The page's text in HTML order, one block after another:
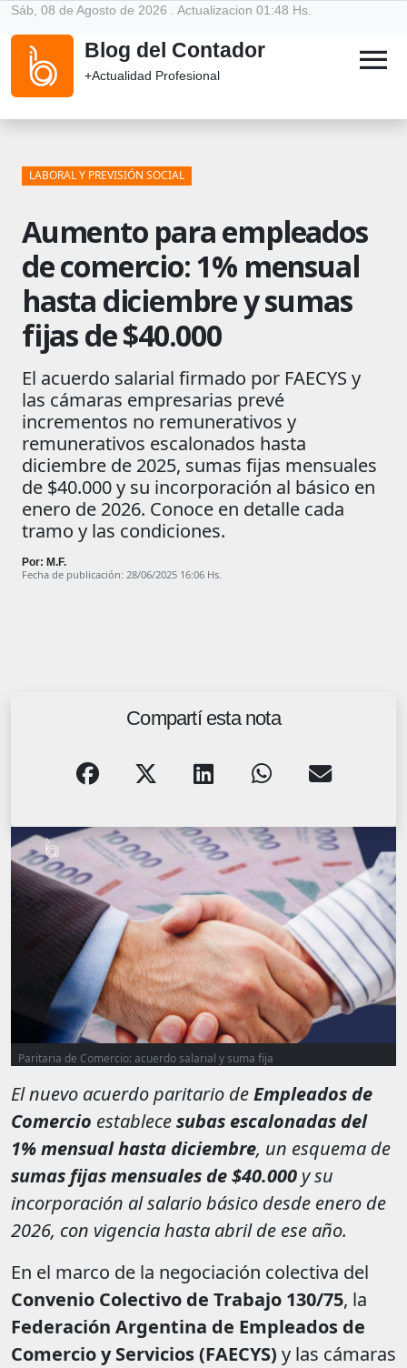
Sáb, 08 de Agosto de 2026 . Actualizacion 01:48 Hs.
Blog del Contador
+Actualidad Profesional menu
LABORAL Y PREVISIÓN SOCIAL
Aumento para empleados
de comercio: 1% mensual
hasta diciembre y sumas
fijas de $40.000
El acuerdo salarial firmado por FAECYS y
las cámaras empresarias prevé
incrementos no remunerativos y
remunerativos escalonados hasta
diciembre de 2025, sumas fijas mensuales
de $40.000 y su incorporación al básico en
enero de 2026. Conoce en detalle cada
tramo y las condiciones.
Por: M.F.
Fecha de publicación: 28/06/2025 16:06 Hs.
Compartí esta nota
Paritaria de Comercio: acuerdo salarial y suma fija
El nuevo acuerdo paritario deEmpleados de
Comercio establecesubas escalonadas del
1% mensual hasta diciembre, un esquema de
sumas fijas mensuales de $40.000 y su
incorporación al salario básico desde enero de
2026, con vigencia hasta abril de ese año.
En el marco de la negociación colectiva del
Convenio Colectivo de Trabajo 130/75, la
Federación Argentina de Empleados de
Comercio y Servicios (FAECYS) y las cámaras